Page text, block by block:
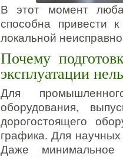
В этот момент
способна привести
локальной
Почему
эксплуатации
Для
оборудования,
дорогостоящего
графика. Для
Даже минимальное